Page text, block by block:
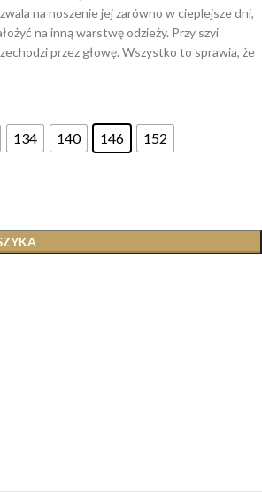
na noszenie jej zarówno w cieplejsze dni,
na inną warstwę odzieży. Przy szyi
przez głowę. Wszystko to sprawia, że
134 140 146 152